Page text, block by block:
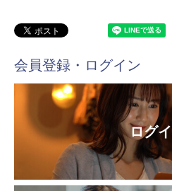
会員登録・ログイン
ログ